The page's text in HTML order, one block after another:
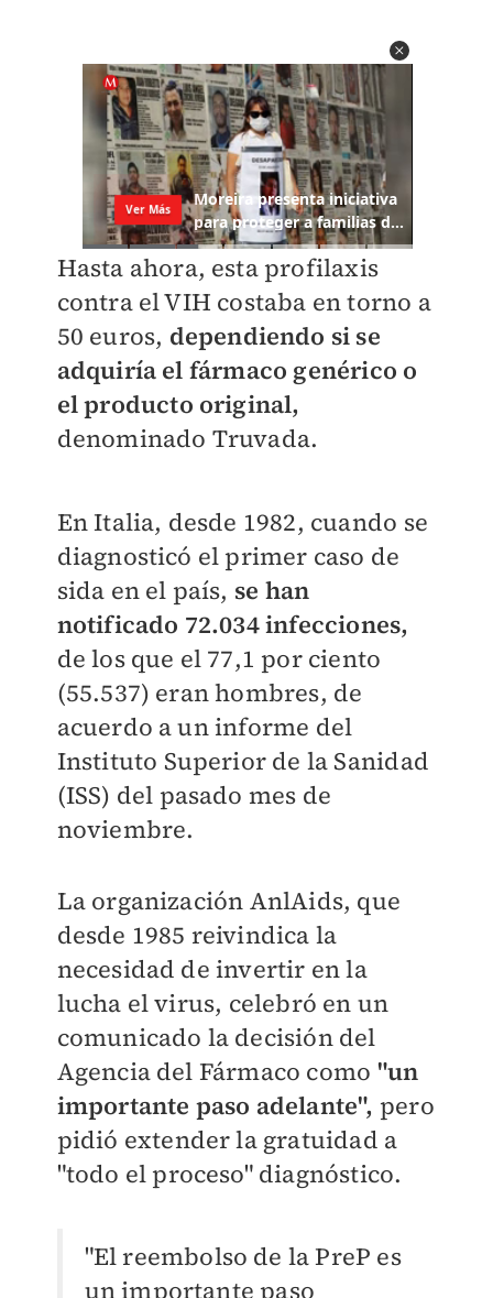
Hasta ahora, esta profilaxis
contra el VIH costaba en torno a
50 euros, dependiendo si se
adquiría el fármaco genérico o
el producto original,
denominado Truvada.
En Italia, desde 1982, cuando se
diagnosticó el primer caso de
sida en el país, se han
notificado 72.034 infecciones,
de los que el 77,1 por ciento
(55.537) eran hombres, de
acuerdo a un informe del
Instituto Superior de la Sanidad
(ISS) del pasado mes de
noviembre.
La organización AnlAids, que
desde 1985 reivindica la
necesidad de invertir en la
lucha el virus, celebró en un
comunicado la decisión del
Agencia del Fármaco como "un
importante paso adelante", pero
pidió extender la gratuidad a
"todo el proceso" diagnóstico.
"El reembolso de la PreP es
un importante paso